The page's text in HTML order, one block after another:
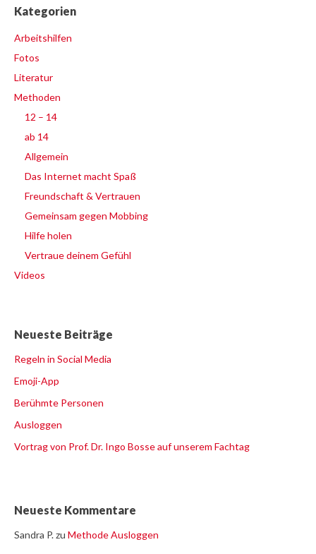
Kategorien
Arbeitshilfen
Fotos
Literatur
Methoden
12 – 14
ab 14
Allgemein
Das Internet macht Spaß
Freundschaft & Vertrauen
Gemeinsam gegen Mobbing
Hilfe holen
Vertraue deinem Gefühl
Videos
Neueste Beiträge
Regeln in Social Media
Emoji-App
Berühmte Personen
Ausloggen
Vortrag von Prof. Dr. Ingo Bosse auf unserem Fachtag
Neueste Kommentare
Sandra P.zu Methode Ausloggen